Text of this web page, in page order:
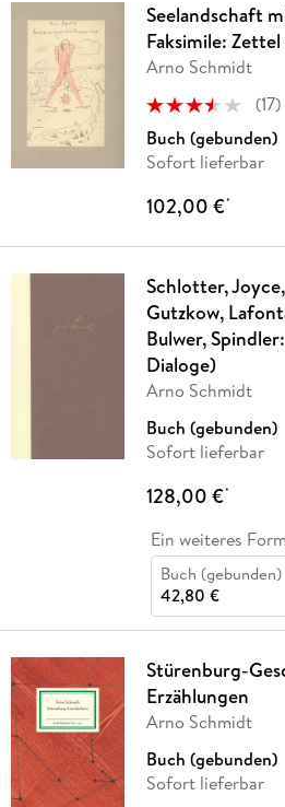
Seelandschaft
Faksimile:
Arno Schmidt
(17)
Buch (gebunden)
Sofort lieferbar
102,00 €*
Schlotter,
Gutzkow,
Bulwer,
Dialoge)
Arno Schmidt
Buch (gebunden)
Sofort lieferbar
128,00 €*
Ein weiteres
Buch (gebunden)
42,80 €
Stürenburg-
Erzählungen
Arno Schmidt
Buch (gebunden)
Sofort lieferbar